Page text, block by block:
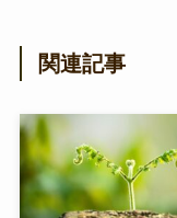
関連記事